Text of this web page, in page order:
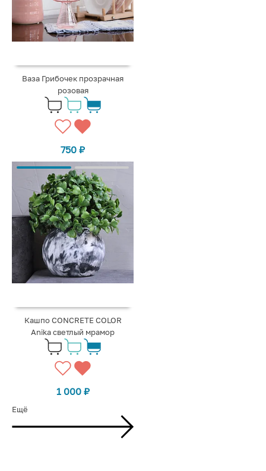
Ваза Грибочек прозрачная
розовая
750₽
Кашпо CONCRETE COLOR
Anika светлый мрамор
1 000 ₽
Ещё